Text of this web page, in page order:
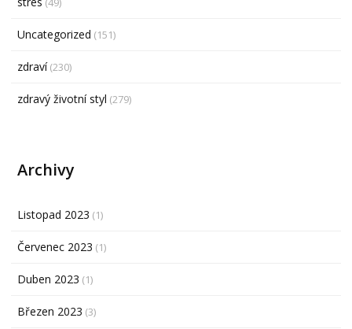
Uncategorized (151)
zdraví(230)
zdravý životní styl (279)
Archivy
Listopad 2023 (1)
Červenec 2023 (1)
Duben 2023 (1)
Březen 2023 (3)